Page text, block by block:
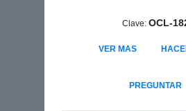
Clave: OCL-
VER MAS
PREGUNTAR